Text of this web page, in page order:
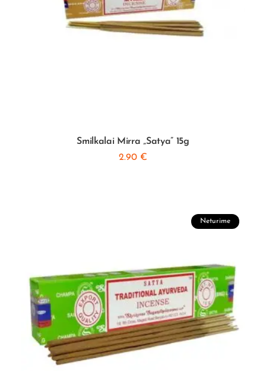
Smilkalai Mirra „Satya” 15g
2.90 €
Neturime